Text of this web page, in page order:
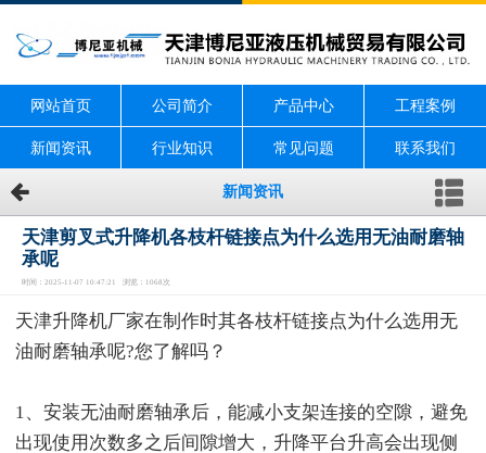
网站首页 公司简介 产品中心 工程案例
新闻资讯 行业知识 常见问题 联系我们
新闻资讯
天津剪叉式升降机各枝杆链接点为什么选用无油耐磨轴
承呢
时间：2025-11-07 10:47:21 浏览：1068次
天津升降机厂家在制作时其各枝杆链接点为什么选用无
油耐磨轴承呢?您了解吗？
1、安装无油耐磨轴承后，能减小支架连接的空隙，避免
出现使用次数多之后间隙增大，升降平台升高会出现侧